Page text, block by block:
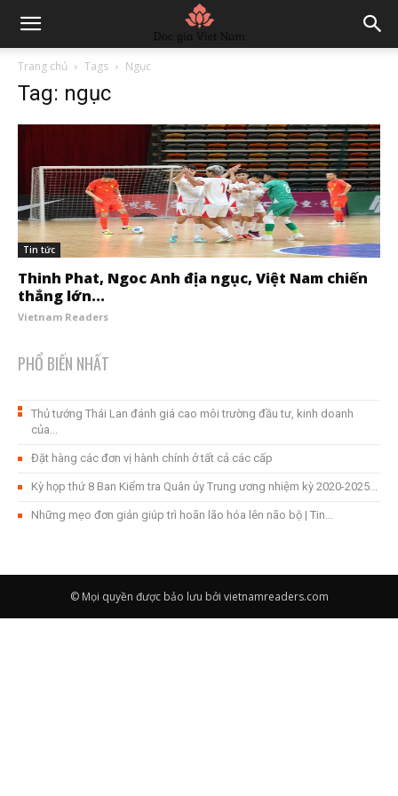
Trang chủ Tags Ngục
Tag: ngục
Tin tức
Thinh Phat, Ngoc Anh địa ngục, Việt Nam chiến
thắng lớn...
Vietnam Readers
PHỔ BIẾN NHẤT
Thủ tướng Thái Lan đánh giá cao môi trường đầu tư, kinh doanh
của...
Đặt hàng các đơn vị hành chính ở tất cả các cấp
Kỳ họp thứ 8 Ban Kiểm tra Quân ủy Trung ương nhiệm kỳ 2020-2025...
Những mẹo đơn giản giúp trì hoãn lão hóa lên não bộ | Tin...
© Mọi quyền được bảo lưu bởi vietnamreaders.com